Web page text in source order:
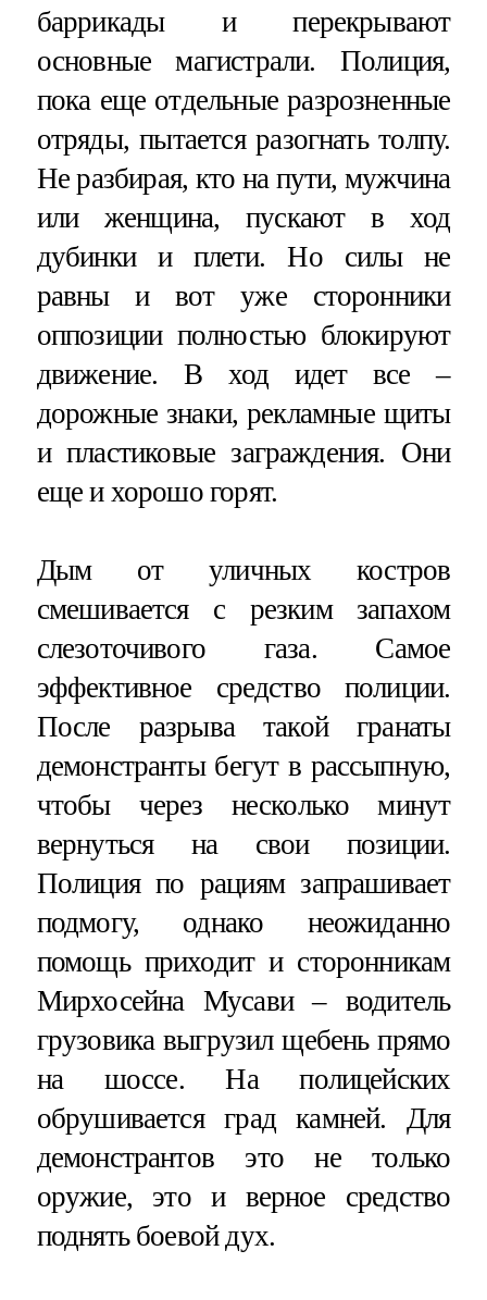
баррикады и перекрывают
основные магистрали. Полиция,
пока еще отдельные разрозненные
отряды, пытается разогнать толпу.
Не разбирая, кто на пути, мужчина
или женщина, пускают в ход
дубинки и плети. Но силы не
равны и вот уже сторонники
оппозиции полностью блокируют
движение. В ход идет все –
дорожные знаки, рекламные щиты
и пластиковые заграждения. Они
еще и хорошо горят.
Дым от уличных костров
смешивается с резким запахом
слезоточивого газа. Самое
эффективное средство полиции.
После разрыва такой гранаты
демонстранты бегут в рассыпную,
чтобы через несколько минут
вернуться на свои позиции.
Полиция по рациям запрашивает
подмогу, однако неожиданно
помощь приходит и сторонникам
Мирхосейна Мусави – водитель
грузовика выгрузил щебень прямо
на шоссе. На полицейских
обрушивается град камней. Для
демонстрантов это не только
оружие, это и верное средство
поднять боевой дух.